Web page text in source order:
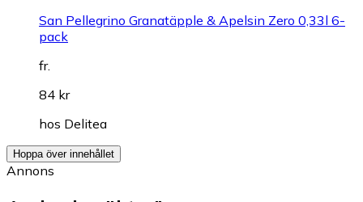
San Pellegrino Granatäpple & Apelsin Zero 0,33l 6-
pack
fr.
84 kr
hos Delitea
Hoppa över innehållet
Annons